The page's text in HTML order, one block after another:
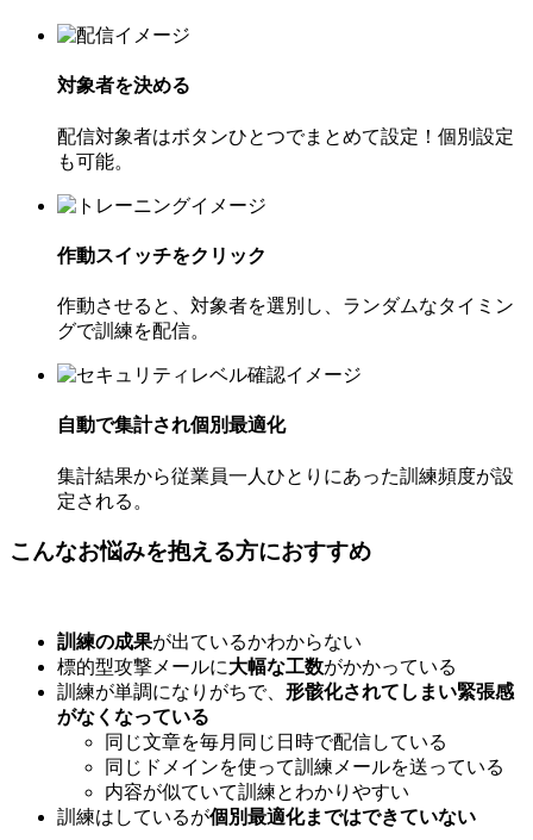
対象者を決める
配信対象者はボタンひとつでまとめて設定！個別設定
も可能。
作動スイッチをクリック
作動させると、対象者を選別し、ランダムなタイミン
グで訓練を配信。
自動で集計され個別最適化
集計結果から従業員一人ひとりにあった訓練頻度が設
定される。
こんなお悩みを抱える方におすすめ
訓練の成果が出ているかわからない
標的型攻撃メールに大幅な工数がかかっている
訓練が単調になりがちで、 形骸化されてしまい緊張感
がなくなっている
同じ文章を毎月同じ日時で配信している
同じドメインを使って訓練メールを送っている
内容が似ていて訓練とわかりやすい
訓練はしているが個別最適化まではできていない